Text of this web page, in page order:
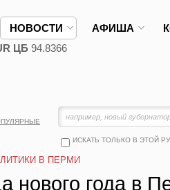
НОВОСТИ АФИША
ЦБ 94.8366
ИСКАТЬ ТОЛЬКО В ЭТОЙ
В ПЕРМИ
нового года в